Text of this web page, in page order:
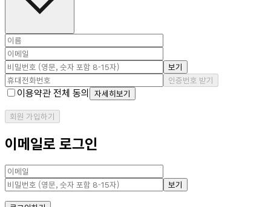
보기
인증번호 받기
이용약관 전체 동의 자세히보기
회원 가입하기
이메일로 로그인
보기